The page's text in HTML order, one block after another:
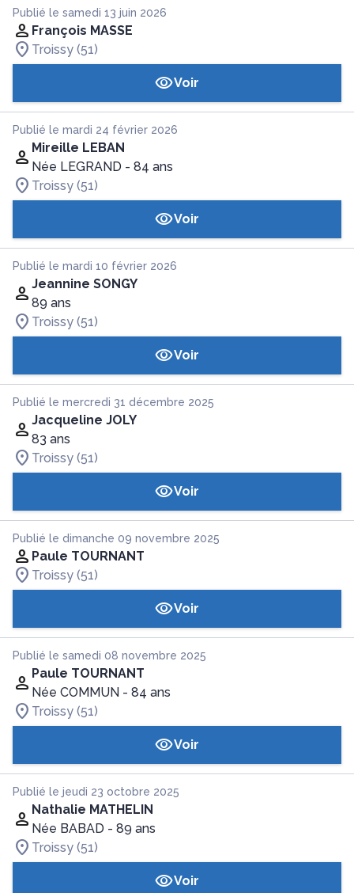
Publié le samedi 13 juin 2026
François MASSE
Troissy (51)
Voir
Publié le mardi 24 février 2026
Mireille LEBAN
Née LEGRAND - 84 ans
Troissy (51)
Voir
Publié le mardi 10 février 2026
Jeannine SONGY
89 ans
Troissy (51)
Voir
Publié le mercredi 31 décembre 2025
Jacqueline JOLY
83 ans
Troissy (51)
Voir
Publié le dimanche 09 novembre 2025
Paule TOURNANT
Troissy (51)
Voir
Publié le samedi 08 novembre 2025
Paule TOURNANT
Née COMMUN - 84 ans
Troissy (51)
Voir
Publié le jeudi 23 octobre 2025
Nathalie MATHELIN
Née BABAD - 89 ans
Troissy (51)
Voir